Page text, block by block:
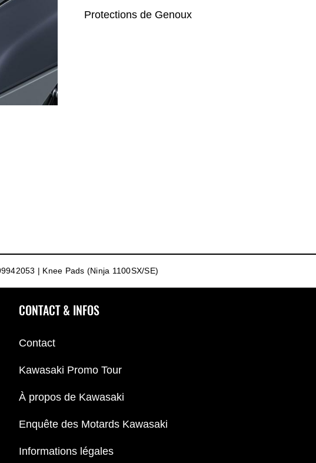
Protections de Genoux
| Knee Pads (Ninja 1100SX/SE)
CONTACT & INFOS
Contact
Kawasaki Promo Tour
À propos de Kawasaki
Enquête des Motards Kawasaki
Informations légales